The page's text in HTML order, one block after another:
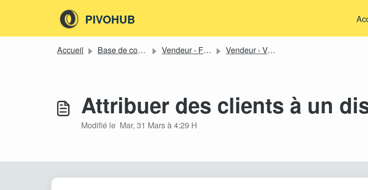
PIVOHUB
Accueil Base de connaissances Vendeur - Fournisseur Vendeur - Varia
Attribuer des clients à un
Modifié le Mar, 31 Mars à 4:29 H